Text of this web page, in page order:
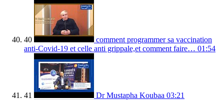
40
comment programmer sa vaccination
anti-Covid-19 et celle anti grippale,et comment faire… 01:54
41 Dr Mustapha Koubaa 03:21